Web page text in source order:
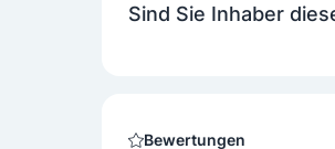
Sind Sie Inhaber
Bewertungen